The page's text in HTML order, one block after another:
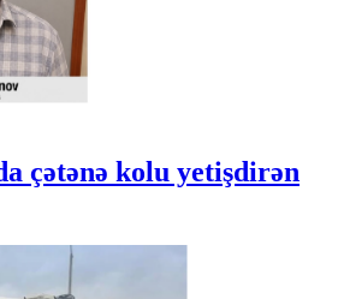
çətənə kolu yetişdirən